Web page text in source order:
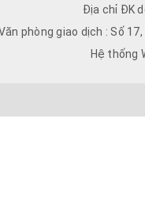
Địa chỉ ĐK
phòng giao dịch : Số
Hệ thống